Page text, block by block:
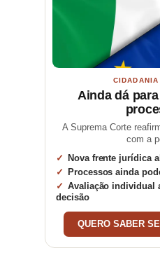
Ainda dá
A Suprema Corte
com a
Nova frente jurídica
Processos ainda
Avaliação individual
decisão
QUERO SABER